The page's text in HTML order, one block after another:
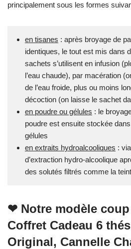
principalement sous les formes
en tisanes : après broyage de
identiques, le tout est mis dans
sachets s’utilisent en infusion
l’eau chaude), par macération
de l’eau froide, plus ou moins
décoction (on laisse le sachet
en poudre ou gélules : le
poudre est ensuite stockée
gélules
en extraits hydroalcooliques :
d’extraction hydro-alcoolique
des solutés filtrés comme la
❤ Notre modèle
Coffret Cadeau 6 thés
Original, Cannelle